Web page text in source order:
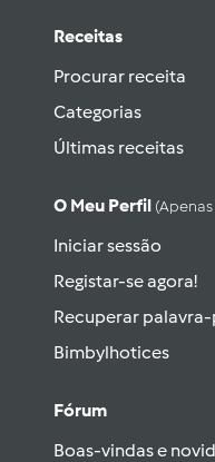
Receitas
Procurar receita
Categorias
Últimas receitas
O Meu Perfil
Iniciar sessão
Registar-se agora!
Recuperar palavra-
Bimbylhotices
Fórum
Boas-vindas e